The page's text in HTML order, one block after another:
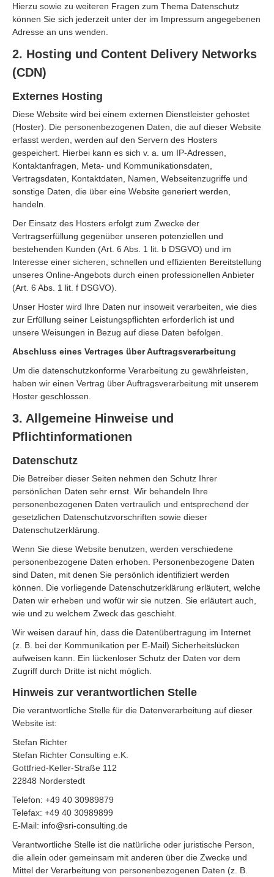
Hierzu sowie zu weiteren Fragen zum Thema Datenschutz
können Sie sich jederzeit unter der im Impressum angegebenen
Adresse an uns wenden.
2. Hosting und Content Delivery Networks
(CDN)
Externes Hosting
Diese Website wird bei einem externen Dienstleister gehostet
(Hoster). Die personenbezogenen Daten, die auf dieser Website
erfasst werden, werden auf den Servern des Hosters
gespeichert. Hierbei kann es sich v. a. um IP-Adressen,
Kontaktanfragen, Meta- und Kommunikationsdaten,
Vertragsdaten, Kontaktdaten, Namen, Webseitenzugriffe und
sonstige Daten, die über eine Website generiert werden,
handeln.
Der Einsatz des Hosters erfolgt zum Zwecke der
Vertragserfüllung gegenüber unseren potenziellen und
bestehenden Kunden (Art. 6 Abs. 1 lit. b DSGVO) und im
Interesse einer sicheren, schnellen und effizienten Bereitstellung
unseres Online-Angebots durch einen professionellen Anbieter
(Art. 6 Abs. 1 lit. f DSGVO).
Unser Hoster wird Ihre Daten nur insoweit verarbeiten, wie dies
zur Erfüllung seiner Leistungspflichten erforderlich ist und
unsere Weisungen in Bezug auf diese Daten befolgen.
Abschluss eines Vertrages über Auftragsverarbeitung
Um die datenschutzkonforme Verarbeitung zu gewährleisten,
haben wir einen Vertrag über Auftragsverarbeitung mit unserem
Hoster geschlossen.
3. Allgemeine Hinweise und
Pflichtinformationen
Datenschutz
Die Betreiber dieser Seiten nehmen den Schutz Ihrer
persönlichen Daten sehr ernst. Wir behandeln Ihre
personenbezogenen Daten vertraulich und entsprechend der
gesetzlichen Datenschutzvorschriften sowie dieser
Datenschutzerklärung.
Wenn Sie diese Website benutzen, werden verschiedene
personenbezogene Daten erhoben. Personenbezogene Daten
sind Daten, mit denen Sie persönlich identifiziert werden
können. Die vorliegende Datenschutzerklärung erläutert, welche
Daten wir erheben und wofür wir sie nutzen. Sie erläutert auch,
wie und zu welchem Zweck das geschieht.
Wir weisen darauf hin, dass die Datenübertragung im Internet
(z. B. bei der Kommunikation per E-Mail) Sicherheitslücken
aufweisen kann. Ein lückenloser Schutz der Daten vor dem
Zugriff durch Dritte ist nicht möglich.
Hinweis zur verantwortlichen Stelle
Die verantwortliche Stelle für die Datenverarbeitung auf dieser
Website ist:
Stefan Richter
Stefan Richter Consulting e.K.
Gottfried-Keller-Straße 112
22848 Norderstedt
Telefon: +49 40 30989879
Telefax: +49 40 30989899
E-Mail: info@sri-consulting.de
Verantwortliche Stelle ist die natürliche oder juristische Person,
die allein oder gemeinsam mit anderen über die Zwecke und
Mittel der Verarbeitung von personenbezogenen Daten (z. B.